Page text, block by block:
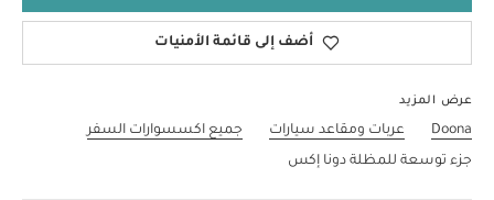
أضف إلى قائمة الأمنيات
عرض المزيد
Doona عربات ومقاعد سيارات
جميع اكسسوارات السفر
جزء توسعة للمظلة دونا إكس